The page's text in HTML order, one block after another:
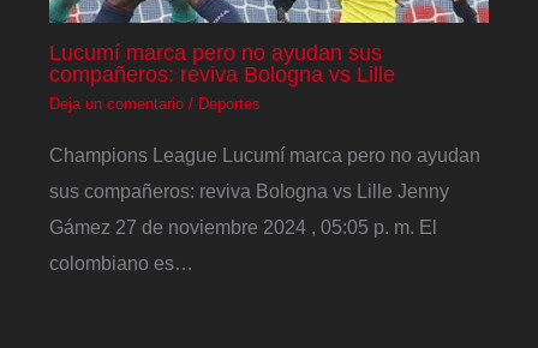
Lucumí marca pero no ayudan sus
compañeros: reviva Bologna vs Lille
Deja un comentario / Deportes
Champions League Lucumí marca pero no ayudan
sus compañeros: reviva Bologna vs Lille Jenny
Gámez 27 de noviembre 2024 , 05:05 p. m. El
colombiano es…